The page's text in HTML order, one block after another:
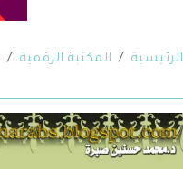
الرئيسية المكتبة الرقمية